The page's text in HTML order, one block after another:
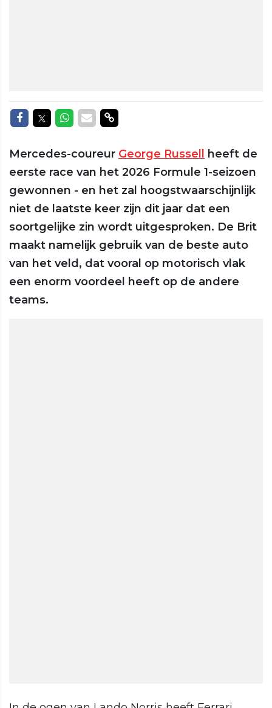
Delen op Facebook
Delen op Twitter
Delen op Whatsapp
Delen via Mail
Delen via link
Mercedes-coureur George Russell heeft de
eerste race van het 2026 Formule 1-seizoen
gewonnen - en het zal hoogstwaarschijnlijk
niet de laatste keer zijn dit jaar dat een
soortgelijke zin wordt uitgesproken. De Brit
maakt namelijk gebruik van de beste auto
van het veld, dat vooral op motorisch vlak
een enorm voordeel heeft op de andere
teams.